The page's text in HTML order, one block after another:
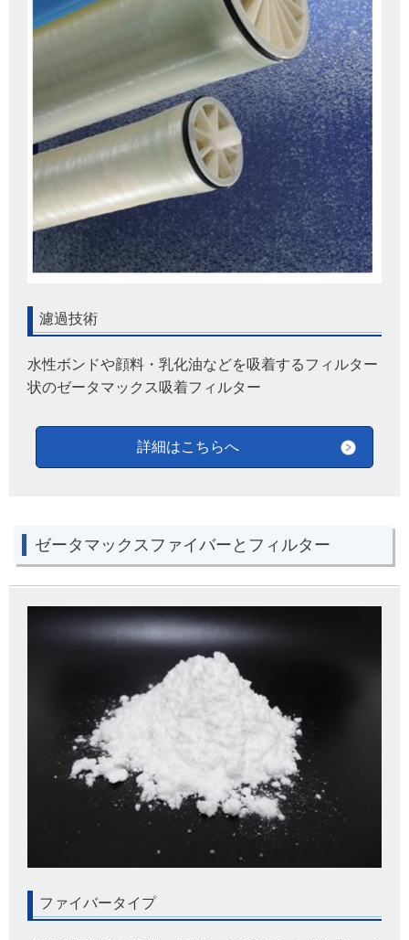
濾過技術
水性ボンドや顔料・乳化油などを吸着するフィルター
状のゼータマックス吸着フィルター
詳細はこちらへ
ゼータマックスファイバーとフィルター
ファイバータイプ